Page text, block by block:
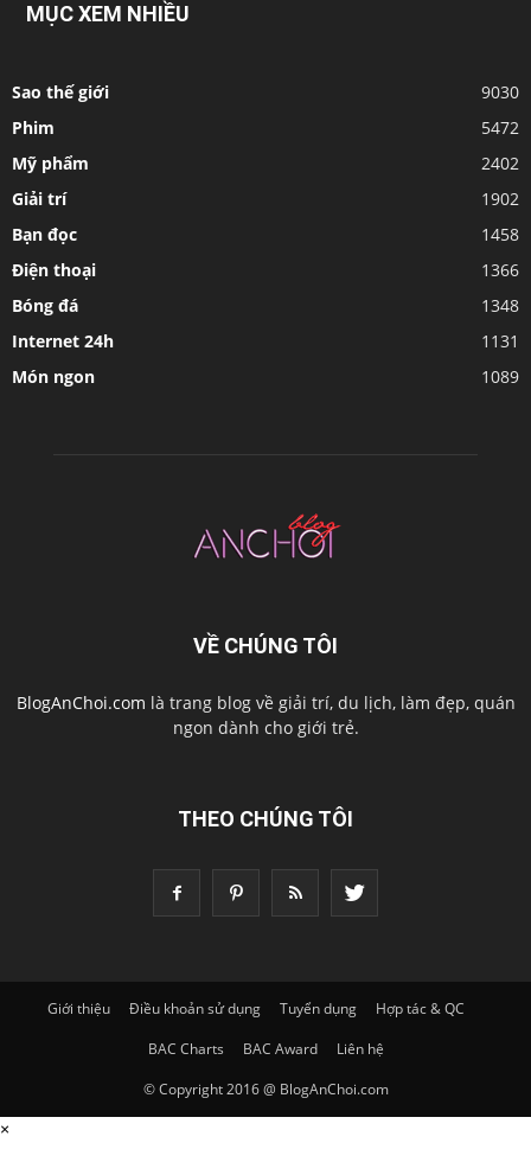
MỤC XEM NHIỀU
Sao thế giới
9030
Phim
5472
Mỹ phẩm
2402
Giải trí
1902
Bạn đọc
1458
Điện thoại
1366
Bóng đá
1348
Internet 24h
1131
Món ngon
1089
VỀ CHÚNG TÔI
BlogAnChoi.com là trang blog về giải trí, du lịch, làm đẹp, quán
ngon dành cho giới trẻ.
THEO CHÚNG TÔI
Giới thiệu Điều khoản sử dụng Tuyển dụng
Hợp tác & QC
BAC Charts
BAC Award
Liên hệ
© Copyright 2016 @ BlogAnChoi.com
×